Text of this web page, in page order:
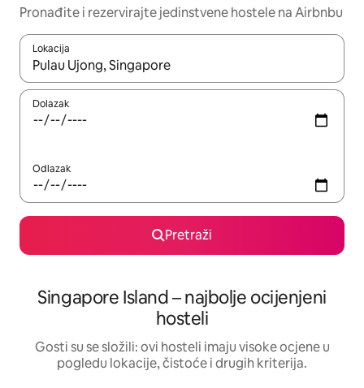
Pronađite i rezervirajte jedinstvene hostele na Airbnbu
Lokacija
Kada budu dostupni rezultati, moći ćete ih pregledati
Dolazak
Odlazak
Pretraži
Singapore Island – najbolje ocijenjeni
hosteli
Gosti su se složili: ovi hosteli imaju visoke ocjene u
pogledu lokacije, čistoće i drugih kriterija.